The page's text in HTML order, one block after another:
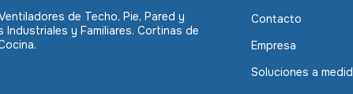
de Techo, Pie, Pared y
Industriales y Familiares. Cortinas de
Contacto
Empresa
Soluciones a